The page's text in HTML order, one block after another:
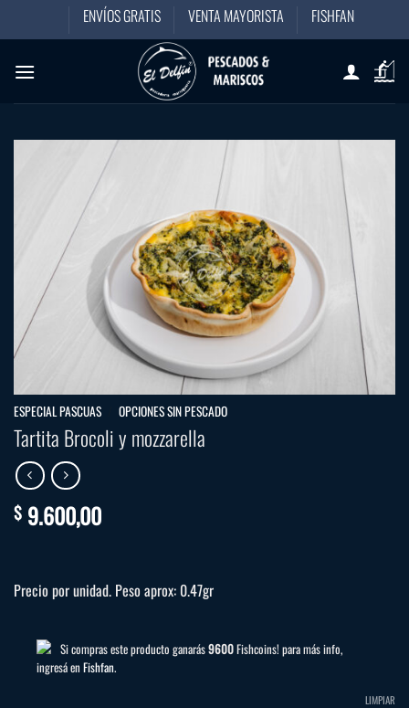
ENVÍOS GRATIS VENTA MAYORISTA FISHFAN
ESPECIAL PASCUAS OPCIONES SIN PESCADO
Tartita Brocoli y mozzarella
$ 9.600,00
Precio por unidad. Peso aprox: 0.47gr
Si compras este producto ganarás9600Fishcoins! para más info,
ingresá en Fishfan.
LIMPIAR